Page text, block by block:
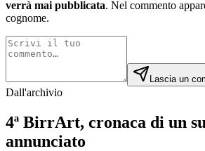
verrà mai pubblicata. Nel commento
cognome.
Lascia un
Dall'archivio
4ª BirrArt, cronaca di un
annunciato